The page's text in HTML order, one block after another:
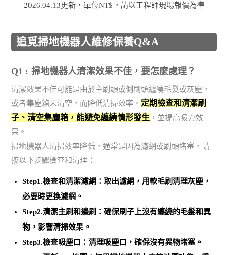
2026.04.13更新，單位NT$，請以工程師現場報價為準
追覓掃地機器人維修保養Q&A
Q1 : 掃地機器人清潔效果不佳，要怎麼處理？
清潔效果不佳可能是由於主刷頭或側刷頭纏繞毛髮或灰塵，
或者集塵箱未清空，而降低清掃效率。 定期檢查和清潔刷
子、清空集塵箱，能避免纏繞情形發生 ，並提高吸力效
果。
掃地機器人清掃效率降低，通常是因為濾網或刷頭堵塞，請
按以下步驟檢查和清理：
Step1.檢查和清潔濾網：取出濾網，用軟毛刷清理灰塵，
必要時更換濾網 。
Step2.清潔主刷和邊刷：確保刷子上沒有纏繞的毛髮和異
物 ，影響清掃效果。
Step3.檢查吸塵口：清理吸塵口，確保沒有異物堵塞。